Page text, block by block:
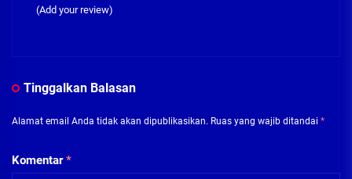
(Add your review)
Tinggalkan Balasan
Alamat email Anda tidak akan dipublikasikan. Ruas yang wajib ditandai *
Komentar*